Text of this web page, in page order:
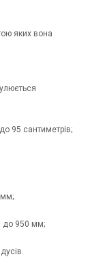
яких вона
95 сантиметрів;
мм;
до 950 мм;